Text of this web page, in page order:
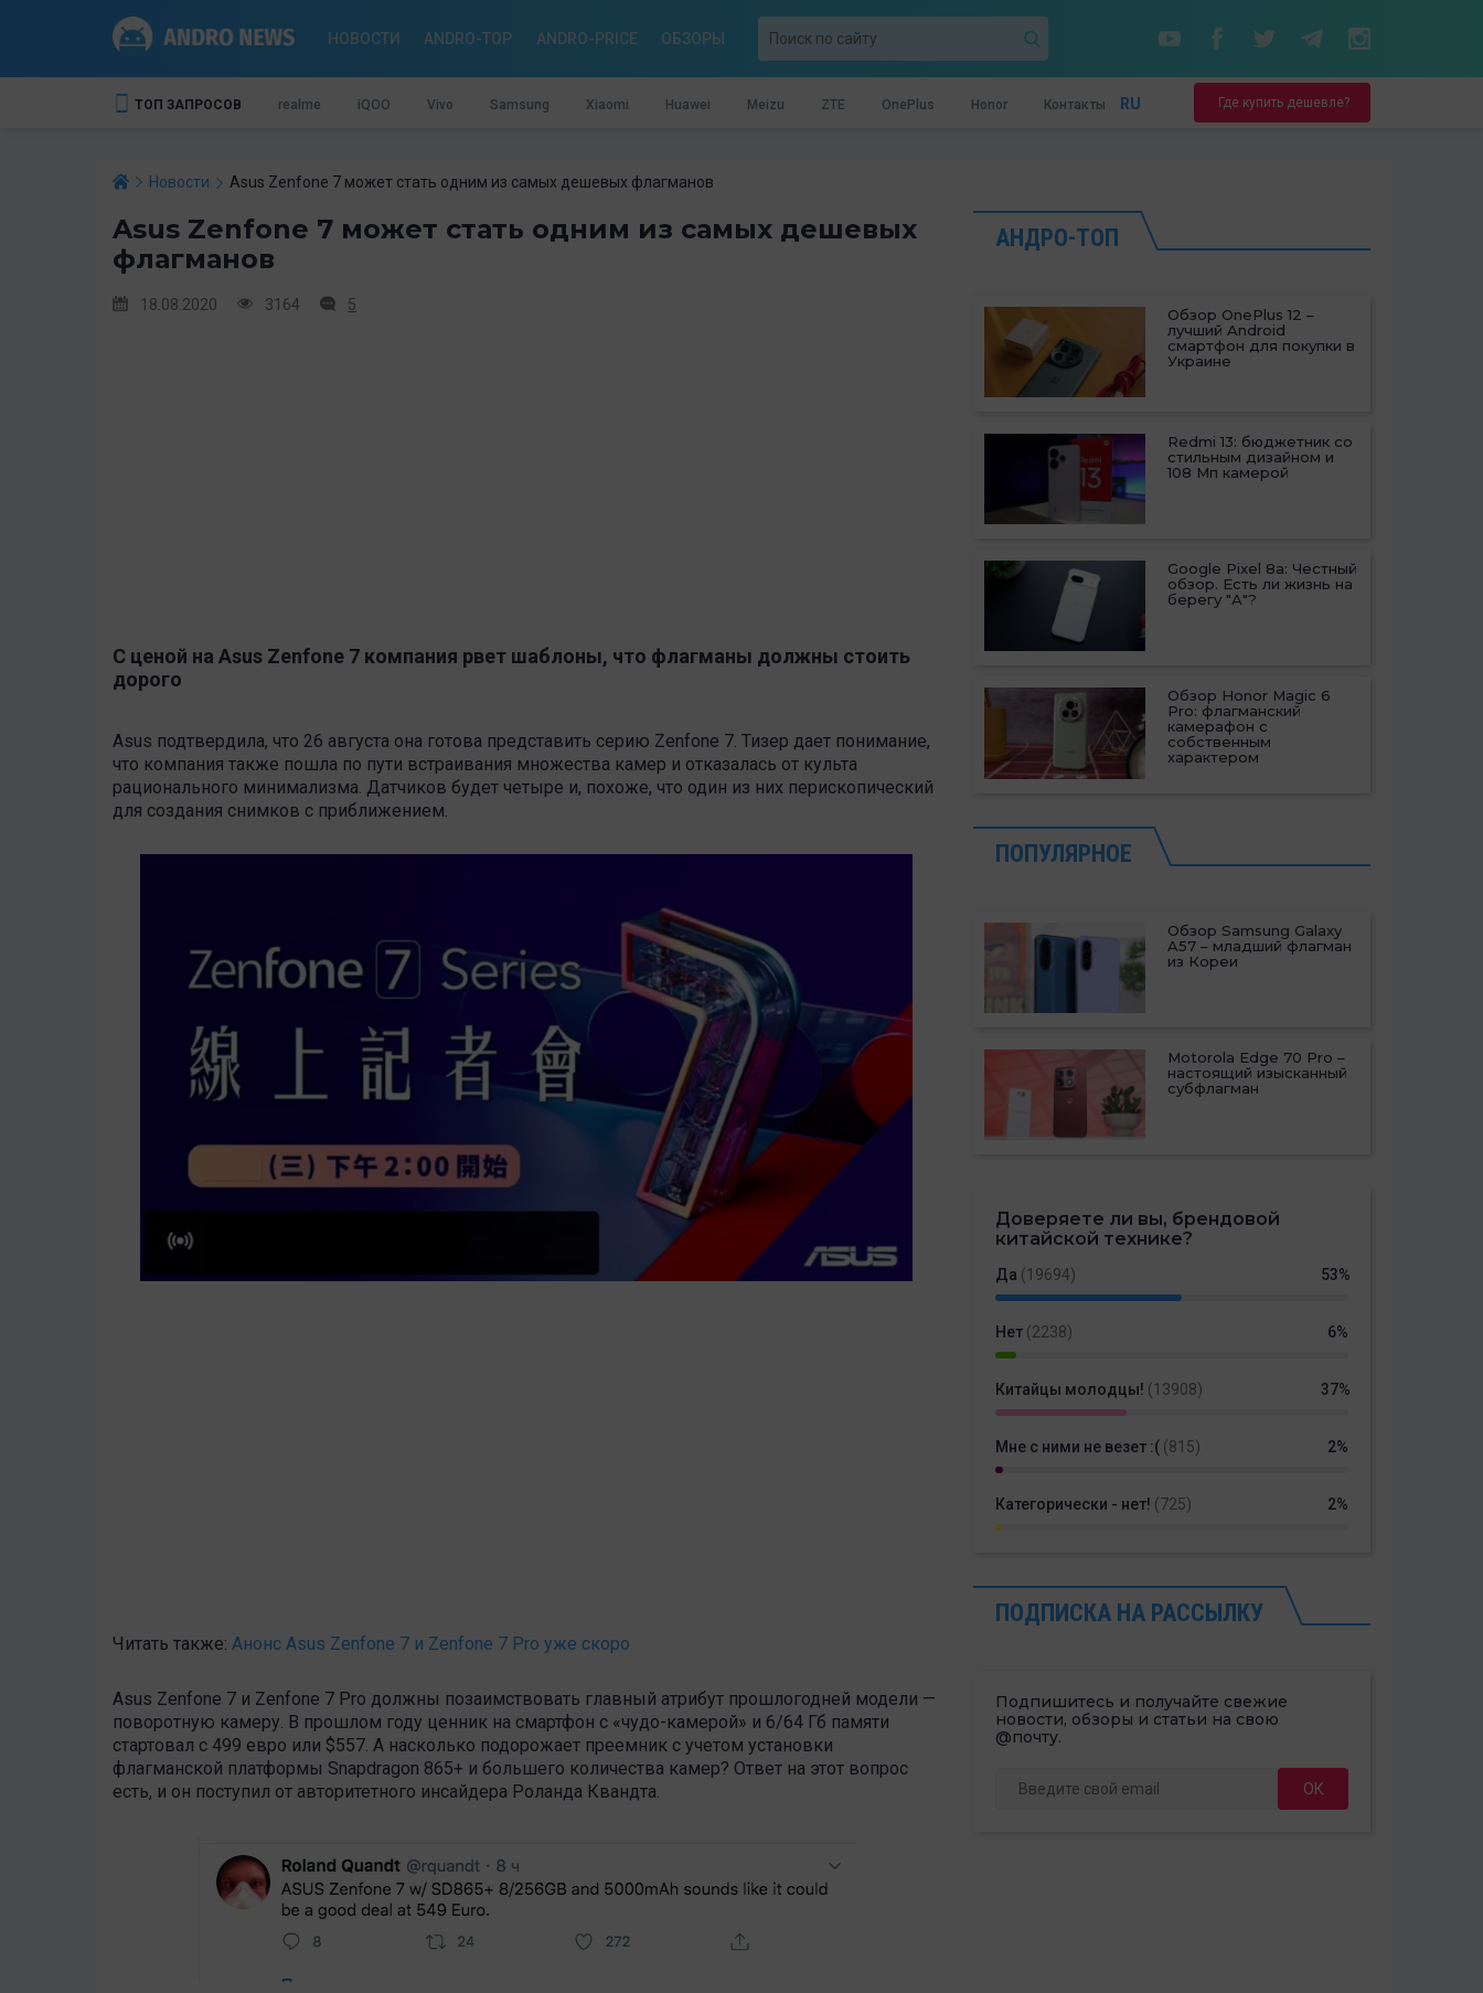
НОВОСТИ ANDRO-TOP ANDRO-PRICE ОБЗОРЫ
ТОП ЗАПРОСОВ realme iQOO Vivo Samsung Xiaomi Huawei Meizu ZTE OnePlus Honor Контакты RU Где купить дешевле?
Новости Asus Zenfone 7 может стать одним из самых дешевых флагманов
Asus Zenfone 7 может стать одним из самых дешевых
флагманов
18.08.2020 3164 5
С ценой на Asus Zenfone 7 компания рвет шаблоны, что флагманы должны стоить
дорого
Asus подтвердила, что 26 августа она готова представить серию Zenfone 7. Тизер дает понимание,
что компания также пошла по пути встраивания множества камер и отказалась от культа
рационального минимализма. Датчиков будет четыре и, похоже, что один из них перископический
для создания снимков с приближением.
Читать также: Анонс Asus Zenfone 7 и Zenfone 7 Pro уже скоро
Asus Zenfone 7 и Zenfone 7 Pro должны позаимствовать главный атрибут прошлогодней модели —
поворотную камеру. В прошлом году ценник на смартфон с «чудо-камерой» и 6/64 Гб памяти
стартовал с 499 евро или $557. А насколько подорожает преемник с учетом установки
флагманской платформы Snapdragon 865+ и большего количества камер? Ответ на этот вопрос
есть, и он поступил от авторитетного инсайдера Роланда Квандта.
АНДРО-ТОП
Обзор OnePlus 12 –
лучший Android
смартфон для покупки в
Украине
Redmi 13: бюджетник со
стильным дизайном и
108 Мп камерой
Google Pixel 8a: Честный
обзор. Есть ли жизнь на
берегу "А"?
Обзор Honor Magic 6
Pro: флагманский
камерафон с
собственным
характером
ПОПУЛЯРНОЕ
Обзор Samsung Galaxy
A57 – младший флагман
из Кореи
Motorola Edge 70 Pro –
настоящий изысканный
субфлагман
Доверяете ли вы, брендовой
китайской технике?
Да (19694) 53%
Нет (2238) 6%
Китайцы молодцы! (13908) 37%
Мне с ними не везет :( (815) 2%
Категорически - нет! (725) 2%
ПОДПИСКА НА РАССЫЛКУ
Подпишитесь и получайте свежие
новости, обзоры и статьи на свою
@почту.
ОК